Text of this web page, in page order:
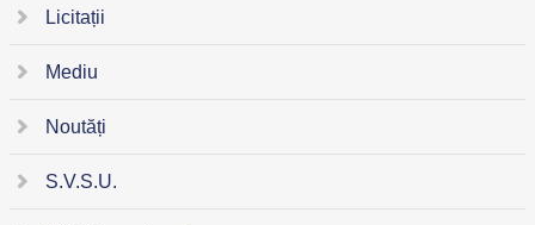
Licitații
Mediu
Noutăți
S.V.S.U.